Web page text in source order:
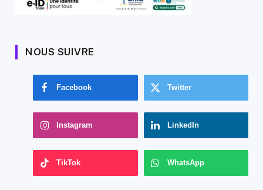
NOUS SUIVRE
Facebook Twitter
Instagram LinkedIn
TikTok WhatsApp